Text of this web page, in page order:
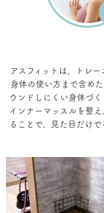
アスフィットは、トレ
身体の使い方まで含め
ウンドしにくい身体づ
インナーマッスルを整
ることで、見た目だけ